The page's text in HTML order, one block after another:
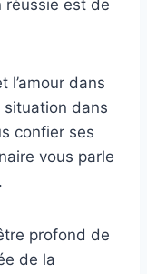
réussie est de
l’amour dans
situation dans
confier ses
vous parle
profond de
de la